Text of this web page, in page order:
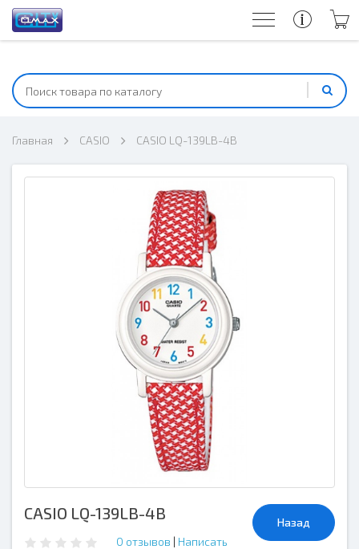
Главная CASIO CASIO LQ-139LB-4B
Назад
CASIO LQ-139LB-4B
0 отзывов | Написать